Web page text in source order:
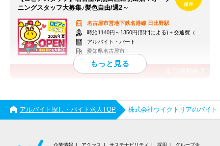
ニングスタッフ大募集♪髪色自由/週2～
名古屋市営地下鉄名港線 日比野駅
時給1140円～1350円(部門による)＋交通費（社内規定）
アルバイト・パート
愛知県名古屋市
アルバイト探し・バイト求人TOP 株式会社ウイクトリアのバイト
企業情報 アクセス サステナビリティ 採用 グループ企